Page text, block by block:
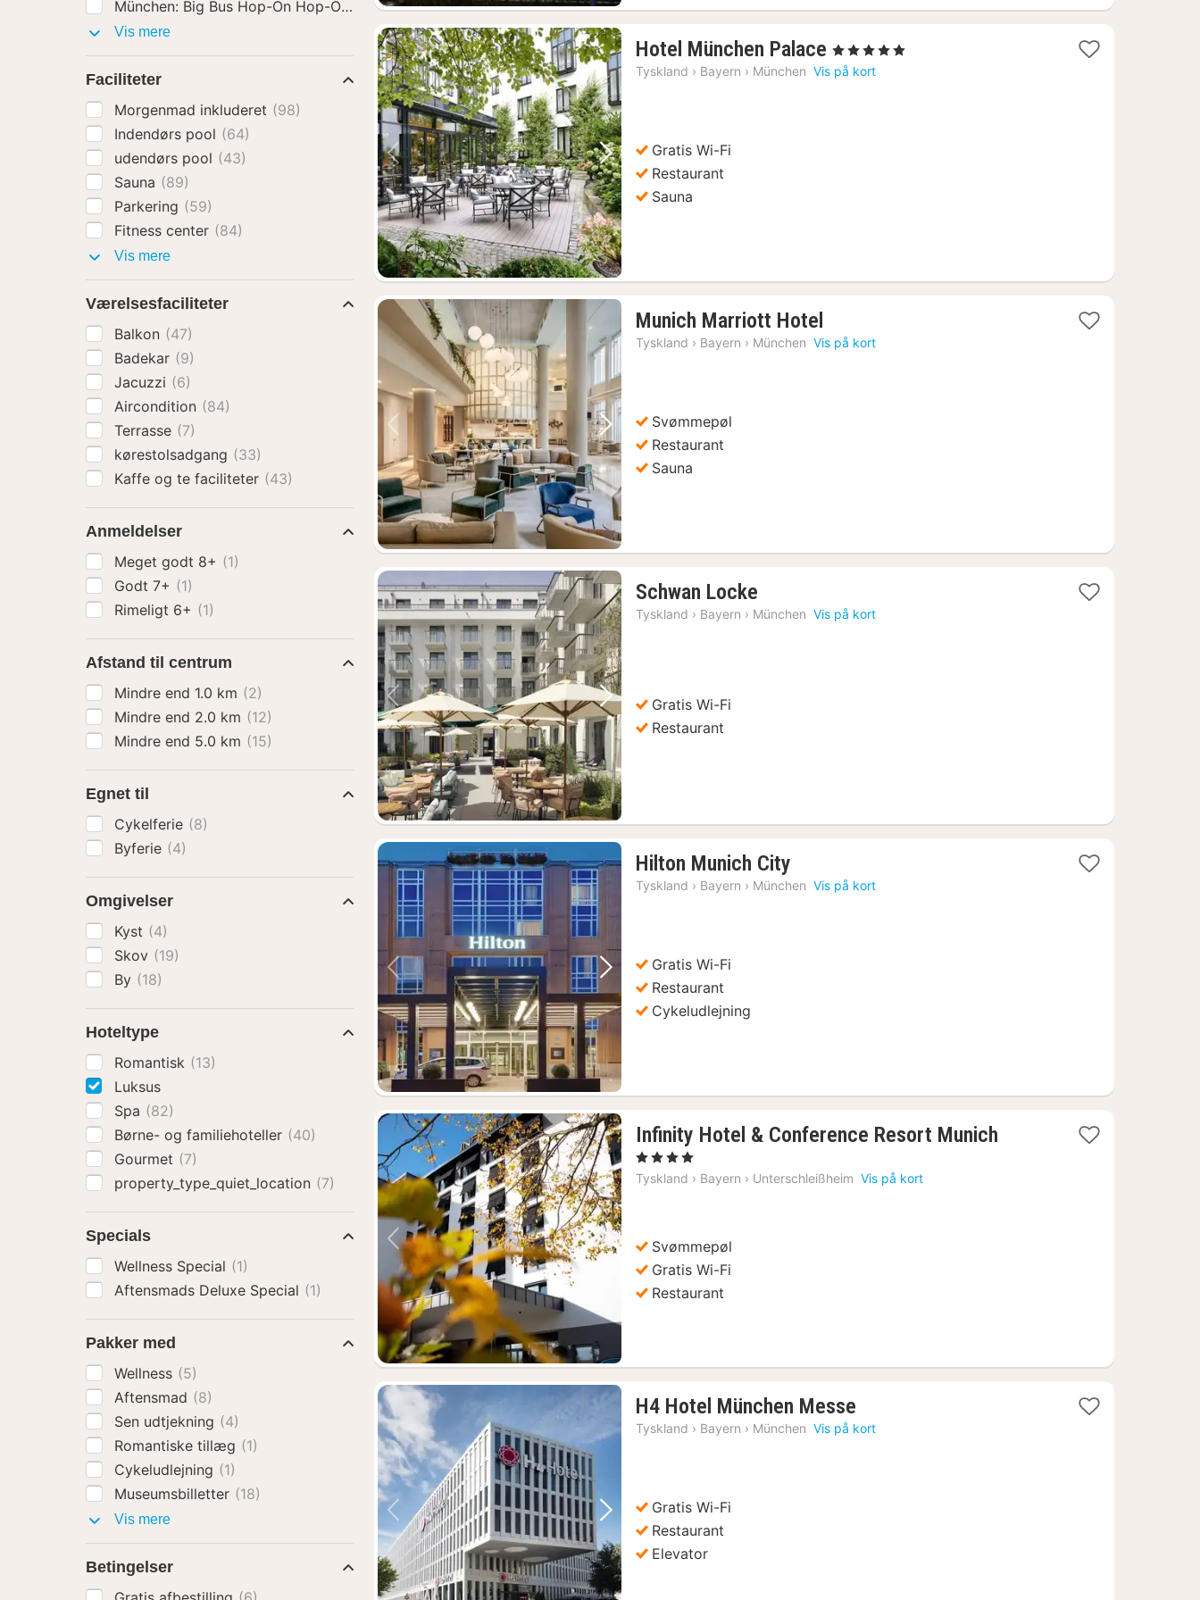
Forrige billede Næste billede
Hotel München Palace 1
nat
, 5 Stjerner
Tyskland › Bayern › München Vis på kort
Gratis Wi-Fi
Restaurant
Sauna
Forrige billede Næste billede
Munich Marriott Hotel
nat
Tyskland › Bayern › München Vis på kort
Svømmepøl
Restaurant
Sauna
Forrige billede Næste billede
Schwan Locke
nat
Tyskland › Bayern › München Vis på kort
Gratis Wi-Fi
Restaurant
Forrige billede Næste billede
Hilton Munich City
nat
Tyskland › Bayern › München Vis på kort
Gratis Wi-Fi
Restaurant
Cykeludlejning
Forrige billede Næste billede
Infinity Hotel & Conference Resort Munich
, 4 Stjerner
Tyskland › Bayern › Unterschleißheim Vis på kort
Svømmepøl
Gratis Wi-Fi
Restaurant
Forrige billede Næste billede
H4 Hotel München Messe
nat
Tyskland › Bayern › München Vis på kort
Gratis Wi-Fi
Restaurant
Elevator
München: Big Bus Hop-On Hop-Off Sightseeing Bus Tour(18)
Vis mereAktiviteter
Faciliteter
Morgenmad inkluderet (98)
Indendørs pool (64)
udendørs pool (43)
Sauna (89)
Parkering (59)
Fitness center (84)
Vis mereFaciliteter
Værelsesfaciliteter
Balkon (47)
Badekar (9)
Jacuzzi (6)
Aircondition (84)
Terrasse (7)
kørestolsadgang (33)
Kaffe og te faciliteter (43)
Anmeldelser
Meget godt 8+ (1)
Godt 7+ (1)
Rimeligt 6+ (1)
Afstand til centrum
Mindre end 1.0 km (2)
Mindre end 2.0 km (12)
Mindre end 5.0 km (15)
Egnet til
Cykelferie (8)
Byferie (4)
Omgivelser
Kyst (4)
Skov (19)
By (18)
Hoteltype
Romantisk (13)
Luksus
Spa (82)
Børne- og familiehoteller (40)
Gourmet (7)
property_type_quiet_location (7)
Specials
Wellness Special (1)
Aftensmads Deluxe Special (1)
Pakker med
Wellness (5)
Aftensmad (8)
Sen udtjekning (4)
Romantiske tillæg (1)
Cykeludlejning (1)
Museumsbilletter (18)
Vis merePakker
Betingelser